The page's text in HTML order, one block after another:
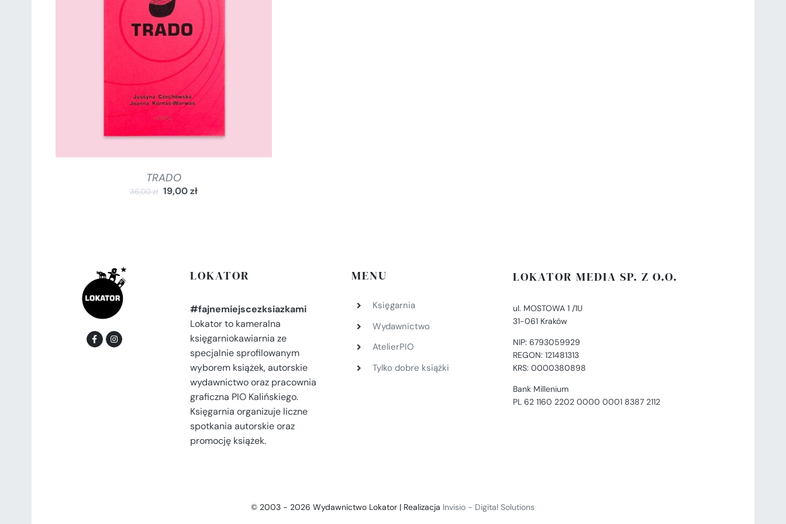
DODAJ DO KOSZYKA / SZCZEGÓŁY
TRADO
36,00zł 19,00zł
LOKATOR
#fajnemiejscezksiazkami
Lokator to kameralna
księgarniokawiarnia ze
specjalnie sprofilowanym
wyborem książek, autorskie
wydawnictwo oraz pracownia
graficzna PIO Kalińskiego.
Księgarnia organizuje liczne
spotkania autorskie oraz
promocję książek.
MENU
Księgarnia
Wydawnictwo
AtelierPIO
Tylko dobre książki
LOKATOR MEDIA SP. Z O.O.
ul. MOSTOWA 1 /1U
31-061 Kraków
NIP: 6793059929
REGON: 121481313
KRS: 0000380898
Bank Millenium
PL 62 1160 2202 0000 0001 8387 2112
© 2003 - 2026 Wydawnictwo Lokator | Realizacja Invisio - Digital Solutions